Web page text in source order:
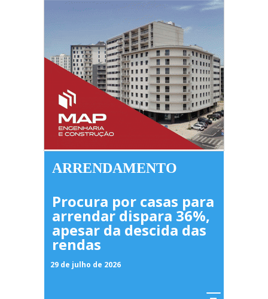
ARRENDAMENTO
Procura por casas para
arrendar dispara 36%,
apesar da descida das
rendas
29 de julho de 2026